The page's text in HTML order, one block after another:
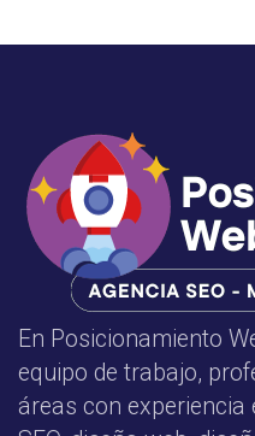
En Posicionamiento
equipo de trabajo,
áreas con experiencia